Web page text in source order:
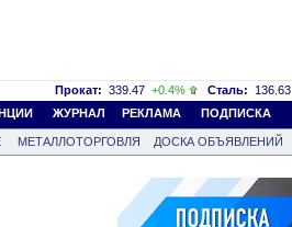
Прокат: 339.47 +0.4% Сталь: 136.63
ЖУРНАЛ РЕКЛАМА ПОДПИСКА
МЕТАЛЛОТОРГОВЛЯ
ДОСКА ОБЪЯВЛЕНИЙ